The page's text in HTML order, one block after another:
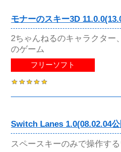
モナーのスキー3D
2ちゃんねるのキャラクター
のゲーム
フリーソフト
Switch Lanes 1.0(08.02.04
スペースキーのみで操作す